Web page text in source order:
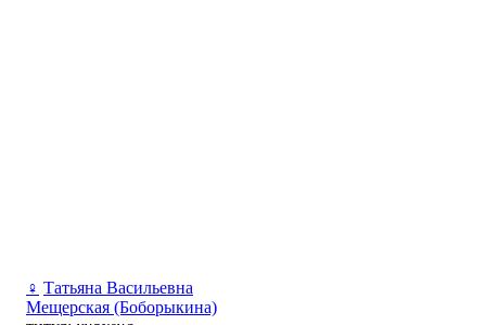
♀ Татьяна Васильевна
Мещерская (Боборыкина)